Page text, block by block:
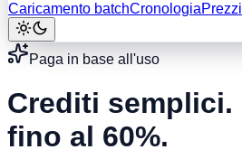
Caricamento batchCronologiaPrezzi
Paga in base all'uso
Crediti semplici.
fino al 60%.